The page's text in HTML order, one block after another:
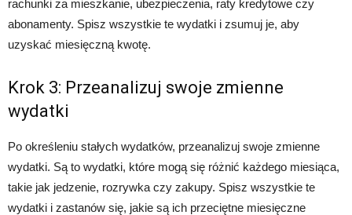
rachunki za mieszkanie, ubezpieczenia, raty kredytowe czy
abonamenty. Spisz wszystkie te wydatki i zsumuj je, aby
uzyskać miesięczną kwotę.
Krok 3: Przeanalizuj swoje zmienne
wydatki
Po określeniu stałych wydatków, przeanalizuj swoje zmienne
wydatki. Są to wydatki, które mogą się różnić każdego miesiąca,
takie jak jedzenie, rozrywka czy zakupy. Spisz wszystkie te
wydatki i zastanów się, jakie są ich przeciętne miesięczne